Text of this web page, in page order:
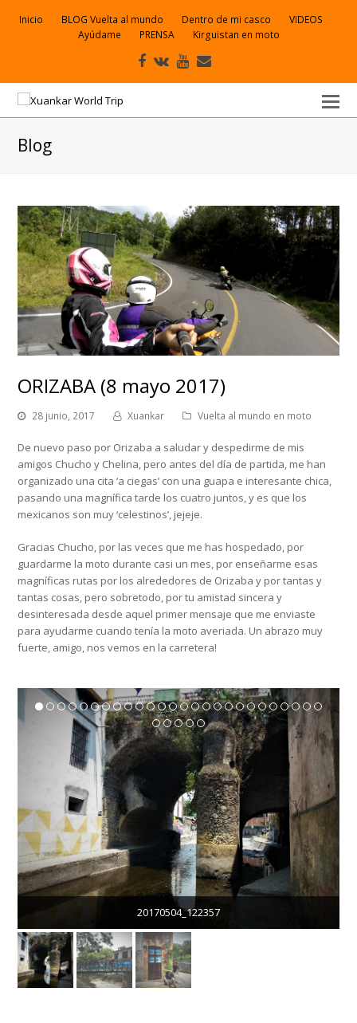
Inicio BLOG Vuelta al mundo Dentro de mi casco
VIDEOS
Ayúdame
PRENSA Kirguistan en moto
Facebook
VK Youtube
electrónico
Blog
ORIZABA (8 mayo 2017)
28 junio, 2017 Xuankar Vuelta al mundo en moto
De nuevo paso por Orizaba a saludar y despedirme de mis
amigos Chucho y Chelina, pero antes del día de partida, me han
organizado una cita ‘a ciegas’ con una guapa e interesante chica,
pasando una magnífica tarde los cuatro juntos, y es que los
mexicanos son muy ‘celestinos’, jejeje.
Gracias Chucho, por las veces que me has hospedado, por
guardarme la moto durante casi un mes, por enseñarme esas
magníficas rutas por los alrededores de Orizaba y por tantas y
tantas cosas, pero sobretodo, por tu amistad sincera y
desinteresada desde aquel primer mensaje que me enviaste
para ayudarme cuando tenía la moto averiada. Un abrazo muy
fuerte, amigo, nos vemos en la carretera!
20170504_122357